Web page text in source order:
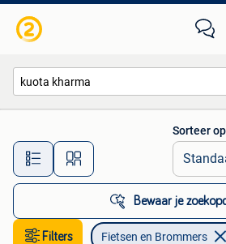
Alle afstanden…
Sorteer op
Bewaar je
Filters Fietsen en Brommers